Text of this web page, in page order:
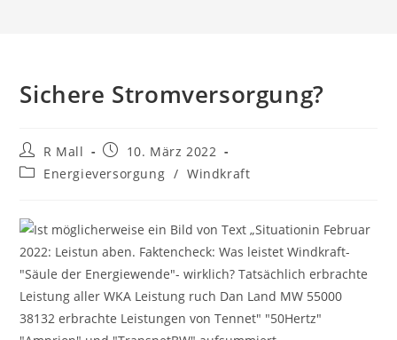
Sichere Stromversorgung?
Beitrags-
Autor:
R Mall
Beitrag
veröffentlicht:
10. März 2022
Beitrags-
Energieversorgung / Windkraft